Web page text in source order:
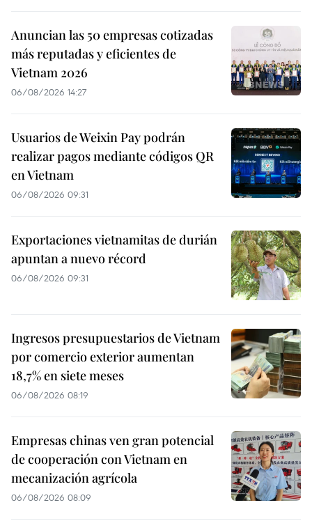
Anuncian las 50 empresas cotizadas
más reputadas y eficientes de
Vietnam 2026
06/08/2026 14:27
Usuarios de Weixin Pay podrán
realizar pagos mediante códigos QR
en Vietnam
06/08/2026 09:31
Exportaciones vietnamitas de durián
apuntan a nuevo récord
06/08/2026 09:31
Ingresos presupuestarios de Vietnam
por comercio exterior aumentan
18,7% en siete meses
06/08/2026 08:19
Empresas chinas ven gran potencial
de cooperación con Vietnam en
mecanización agrícola
06/08/2026 08:09